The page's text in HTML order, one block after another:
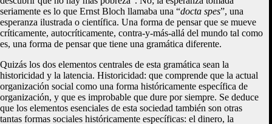
seriamente es lo que Ernst Bloch llamaba una “docta spes”, una
esperanza ilustrada o científica. Una forma de pensar que se mueve
críticamente, autocríticamente, contra-y-más-allá del mundo tal como
es, una forma de pensar que tiene una gramática diferente.
Quizás los dos elementos centrales de esta gramática sean la
historicidad y la latencia. Historicidad: que comprende que la actual
organización social como una forma históricamente específica de
organización, y que es improbable que dure por siempre. Se deduce
que los elementos esenciales de esta sociedad también son otras
tantas formas sociales históricamente específicas: el dinero, la